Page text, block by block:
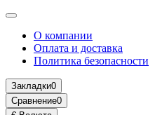
О компании
Оплата и доставка
Политика безопасности
Закладки0
Сравнение0